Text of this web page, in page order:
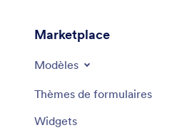
Marketplace
Modèles
Thèmes de formulaires
Widgets